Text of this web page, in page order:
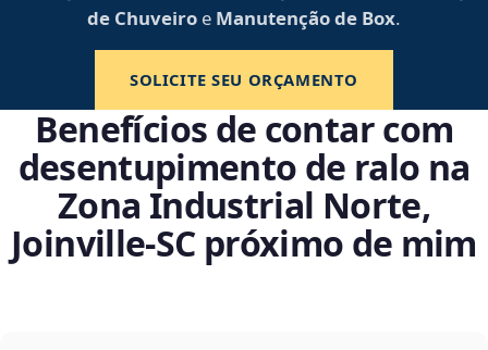
de Chuveiro e Manutenção de Box.
SOLICITE SEU ORÇAMENTO
Benefícios de contar com
desentupimento de ralo na
Zona Industrial Norte,
Joinville‑SC próximo de mim